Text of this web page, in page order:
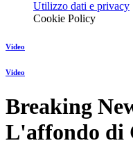
Utilizzo dati e privacy
Cookie Policy
Video
Video
Breaking
L'affondo di